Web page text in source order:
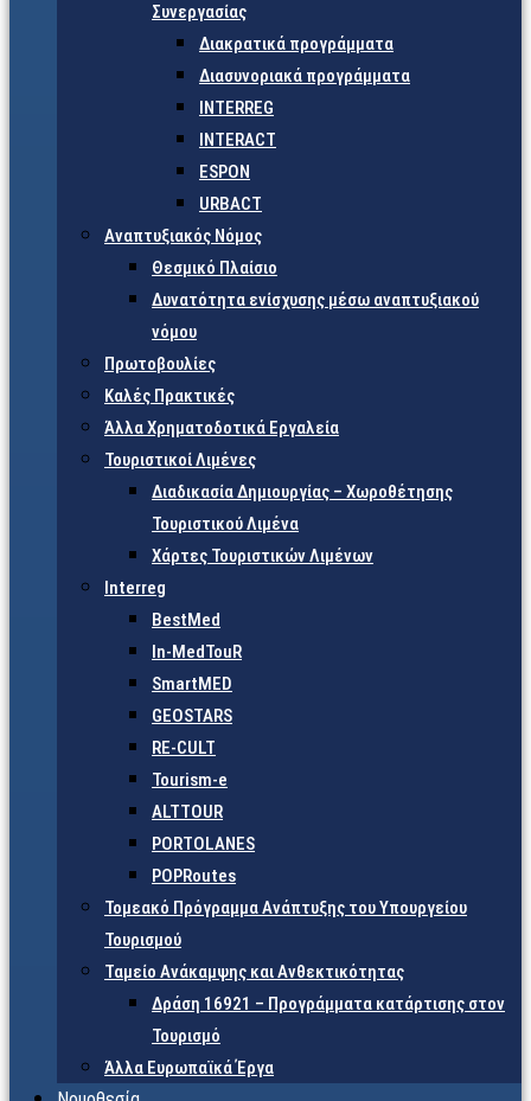
Συνεργασίας
Διακρατικά προγράμματα
Διασυνοριακά προγράμματα
INTERREG
INTERACT
ESPON
URBACT
Αναπτυξιακός Νόμος
Θεσμικό Πλαίσιο
Δυνατότητα ενίσχυσης μέσω αναπτυξιακού
νόμου
Πρωτοβουλίες
Καλές Πρακτικές
Άλλα Χρηματοδοτικά Εργαλεία
Τουριστικοί Λιμένες
Διαδικασία Δημιουργίας – Χωροθέτησης
Τουριστικού Λιμένα
Χάρτες Τουριστικών Λιμένων
Interreg
BestMed
In-MedTouR
SmartMED
GEOSTARS
RE-CULT
Tourism-e
ALTTOUR
PORTOLANES
POPRoutes
Τομεακό Πρόγραμμα Ανάπτυξης του Υπουργείου
Τουρισμού
Ταμείο Ανάκαμψης και Ανθεκτικότητας
Δράση 16921 – Προγράμματα κατάρτισης στον
Τουρισμό
Άλλα Ευρωπαϊκά Έργα